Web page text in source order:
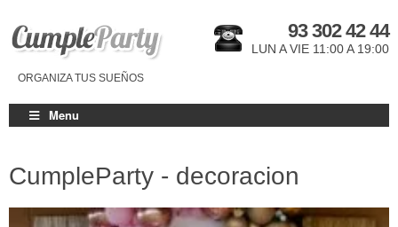
ORGANIZA TUS SUEÑOS
93 302 42 44
LUN A VIE 11:00 A 19:00
Menu
CumpleParty - decoracion